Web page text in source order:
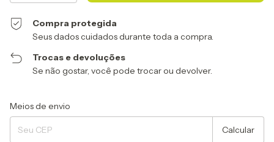
Compra protegida
Seus dados cuidados durante toda a compra.
Trocas e devoluções
Se não gostar, você pode trocar ou devolver.
Entregas para o CEP:
Meios de envio
Calcular